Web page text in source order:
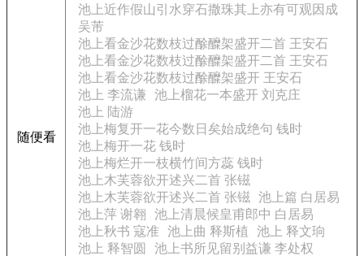
随便看
池上近作假山引水穿石撒珠其上亦有可观因成
吴芾
池上看金沙花数枝过酴醾架盛开二首 王安石
池上看金沙花数枝过酴醾架盛开二首 王安石
池上看金沙花数枝过酴醾架盛开 王安石
池上 李流谦
池上榴花一本盛开 刘克庄
池上 陆游
池上梅复开一花今数日矣始成绝句 钱时
池上梅开一花 钱时
池上梅烂开一枝横竹间方蕊 钱时
池上木芙蓉欲开述兴二首 张镃
池上木芙蓉欲开述兴二首 张镃
池上篇 白居易
池上萍 谢翱
池上清晨候皇甫郎中 白居易
池上秋书 寇准
池上曲 释斯植
池上 释文珦
池上 释智圆
池上书所见留别益谦 李处权